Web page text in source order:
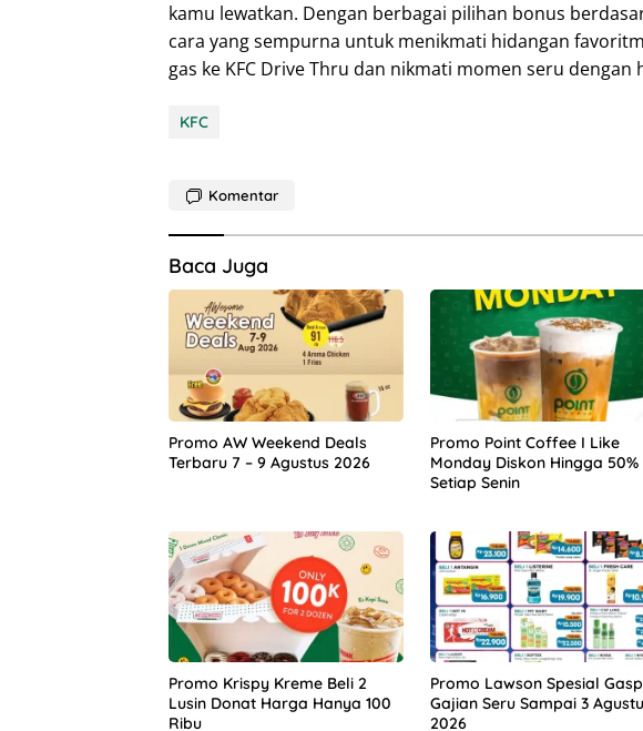
kamu lewatkan. Dengan berbagai pilihan bonus
cara yang sempurna untuk menikmati hidangan
gas ke KFC Drive Thru dan nikmati momen seru dengan
KFC
Komentar
Baca Juga
Promo AW Weekend Deals
Terbaru 7 – 9 Agustus 2026
Promo Point Coffee I Like
Monday Diskon Hingga 50%
Setiap Senin
Promo Krispy Kreme Beli 2
Lusin Donat Harga Hanya 100
Ribu
Promo Lawson Spesial
Gajian Seru Sampai 3
2026